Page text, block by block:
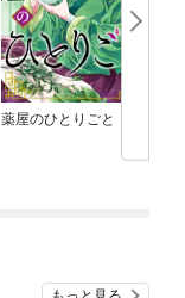
薬屋のひとりごと